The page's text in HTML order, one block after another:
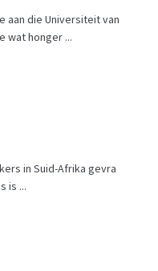
aan die Universiteit van
wat honger ...
in Suid-Afrika gevra
is ...